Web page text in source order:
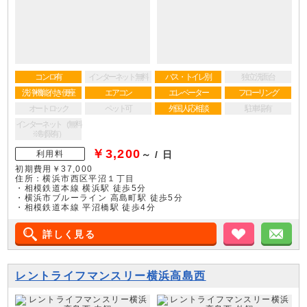
コンロ有 インターネット無料 バス・トイレ別
独立洗面台
洗浄機能付き便座
エアコン エレベーター
フローリング
オートロック
ペット可 外国人応相談
駐車場有
インターネット（無料
※制限有）
利用料 ￥3,200 ～ / 日
初期費用￥37,000
住所：横浜市西区平沼１丁目
・相模鉄道本線 横浜駅 徒歩5分
・横浜市ブルーライン 高島町駅 徒歩5分
・相模鉄道本線 平沼橋駅 徒歩4分
詳しく見る お気に入
レントライフマンスリー横浜高島西